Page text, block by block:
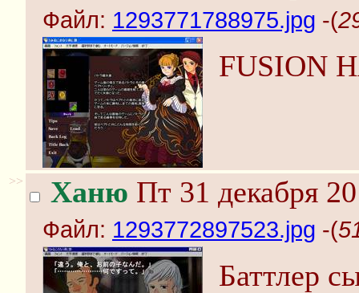
Файл: 1293771788975.jpg -(
FUSION
>> Ханю Пт 31 декабря
Файл: 1293772897523.jpg -(
Баттлер